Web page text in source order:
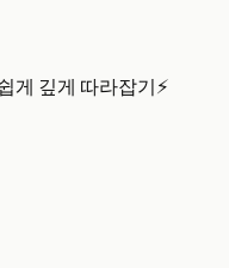
게 깊게 따라잡기⚡